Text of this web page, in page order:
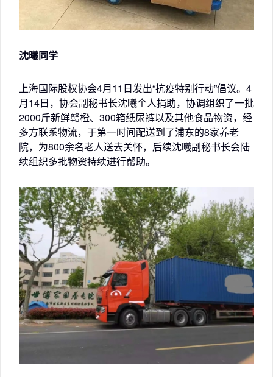
沈曦同学
上海国际股权协会4月11日发出“抗疫特别行动”倡议。4
月14日，协会副秘书长沈曦个人捐助，协调组织了一批
2000斤新鲜赣橙、300箱纸尿裤以及其他食品物资，经
多方联系物流，于第一时间配送到了浦东的8家养老
院，为800余名老人送去关怀，后续沈曦副秘书长会陆
续组织多批物资持续进行帮助。